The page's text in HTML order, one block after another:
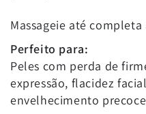
Massageie até completa
Perfeito para:
Peles com perda de
expressão, flacidez
envelhecimento